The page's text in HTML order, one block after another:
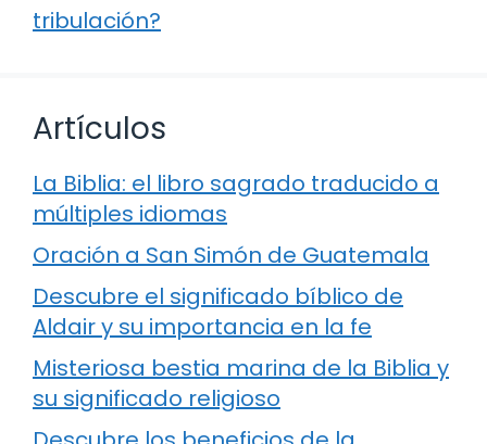
tribulación?
Artículos
La Biblia: el libro sagrado traducido a
múltiples idiomas
Oración a San Simón de Guatemala
Descubre el significado bíblico de
Aldair y su importancia en la fe
Misteriosa bestia marina de la Biblia y
su significado religioso